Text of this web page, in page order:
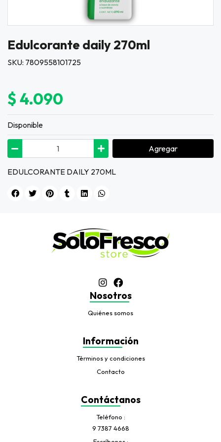
Edulcorante daily 270ml
SKU: 7809558101725
$ 4.090
Disponible
Agregar
EDULCORANTE DAILY 270ML
Nosotros
Quiénes somos
Información
Términos y condiciones
Contacto
Contáctanos
Teléfono
9 7387 4668